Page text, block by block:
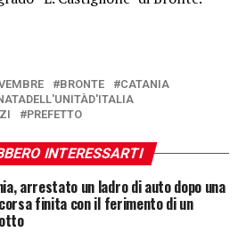
BRONTE
CATANIA
PREFETTO
INTERESSARTI
arrestato un ladro di auto dopo una
finita con il ferimento di un